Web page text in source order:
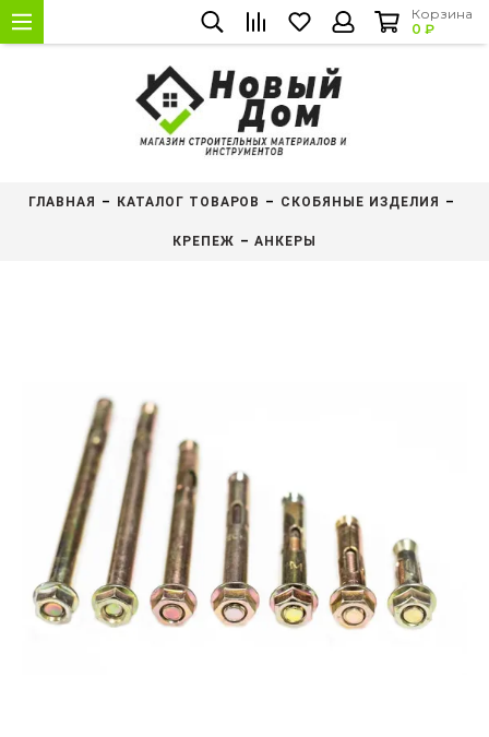
Корзина
0 ₽
ГЛАВНАЯ КАТАЛОГ ТОВАРОВ СКОБЯНЫЕ ИЗДЕЛИЯ
КРЕПЕЖ АНКЕРЫ